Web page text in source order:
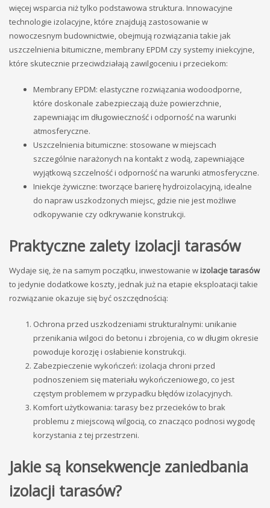
więcej wsparcia niż tylko podstawowa struktura. Innowacyjne
technologie izolacyjne, które znajdują zastosowanie w
nowoczesnym budownictwie, obejmują rozwiązania takie jak
uszczelnienia bitumiczne, membrany EPDM czy systemy iniekcyjne,
które skutecznie przeciwdziałają zawilgoceniu i przeciekom:
Membrany EPDM: elastyczne rozwiązania wodoodporne,
które doskonale zabezpieczają duże powierzchnie,
zapewniając im długowieczność i odporność na warunki
atmosferyczne.
Uszczelnienia bitumiczne: stosowane w miejscach
szczególnie narażonych na kontakt z wodą, zapewniające
wyjątkową szczelność i odporność na warunki atmosferyczne.
Iniekcje żywiczne: tworzące barierę hydroizolacyjną, idealne
do napraw uszkodzonych miejsc, gdzie nie jest możliwe
odkopywanie czy odkrywanie konstrukcji.
Praktyczne zalety izolacji tarasów
Wydaje się, że na samym początku, inwestowanie wizolacje tarasów
to jedynie dodatkowe koszty, jednak już na etapie eksploatacji takie
rozwiązanie okazuje się być oszczędnością:
Ochrona przed uszkodzeniami strukturalnymi: unikanie
przenikania wilgoci do betonu i zbrojenia, co w długim okresie
powoduje korozję i osłabienie konstrukcji.
Zabezpieczenie wykończeń: izolacja chroni przed
podnoszeniem się materiału wykończeniowego, co jest
częstym problemem w przypadku błędów izolacyjnych.
Komfort użytkowania: tarasy bez przecieków to brak
problemu z miejscową wilgocią, co znacząco podnosi wygodę
korzystania z tej przestrzeni.
Jakie są konsekwencje zaniedbania
izolacji tarasów?